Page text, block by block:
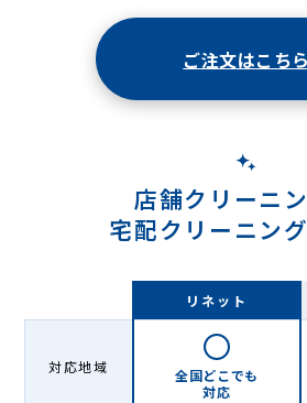
ご注文はこちら
店舗クリーニン
宅配クリーニン
リネット
対応地域
全国どこでも
対応